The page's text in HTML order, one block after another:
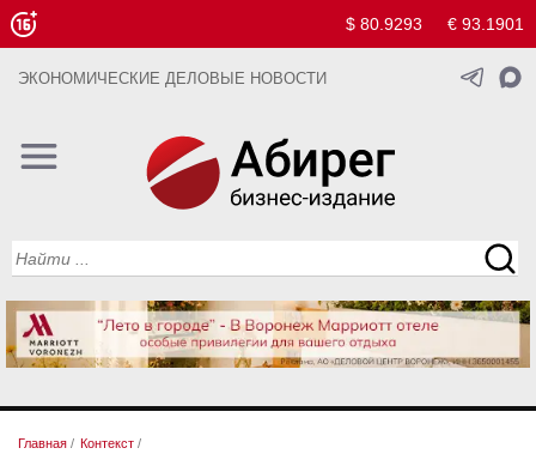
$ 80.9293 € 93.1901
ЭКОНОМИЧЕСКИЕ ДЕЛОВЫЕ НОВОСТИ
Главная / Контекст /